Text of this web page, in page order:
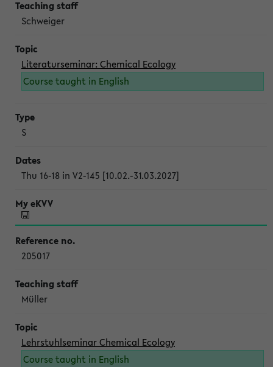
Schweiger
Literaturseminar: Chemical Ecology
Course taught in English
S
Thu 16-18 in V2-145 [10.02.-31.03.2027]
205017
Müller
Lehrstuhlseminar Chemical Ecology
Course taught in English